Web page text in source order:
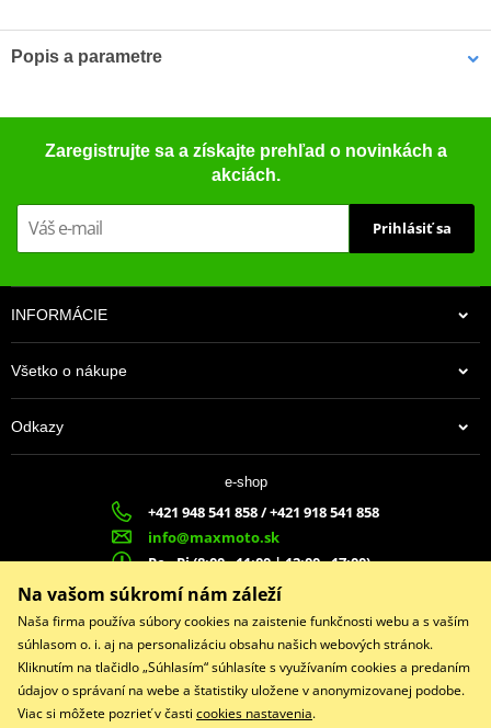
Popis a parametre
41,85W
Alternatíva
7060940
Úroveň 4
Úroveň 5
Zaregistrujte sa a získajte prehľad o novinkách a
akciách.
Prihlásiť sa
INFORMÁCIE
Všetko o nákupe
Odkazy
e-shop
+421 948 541 858 / +421 918 541 858
info@maxmoto.sk
Po - Pi (8:00 - 11:00 | 12:00 - 17:00)
MAX
MOTO s.r.o.
Slovenských dobrovoľníkov 1439
022 01 Čadca
Facebook
Na vašom súkromí nám záleží
Naša firma používa súbory cookies na zaistenie funkčnosti webu a s vaším
súhlasom o. i. aj na personalizáciu obsahu našich webových stránok.
Kliknutím na tlačidlo „Súhlasím“ súhlasíte s využívaním cookies a predaním
údajov o správaní na webe a štatistiky uložene v anonymizovanej podobe.
Viac si môžete pozrieť v časti cookies nastavenia.